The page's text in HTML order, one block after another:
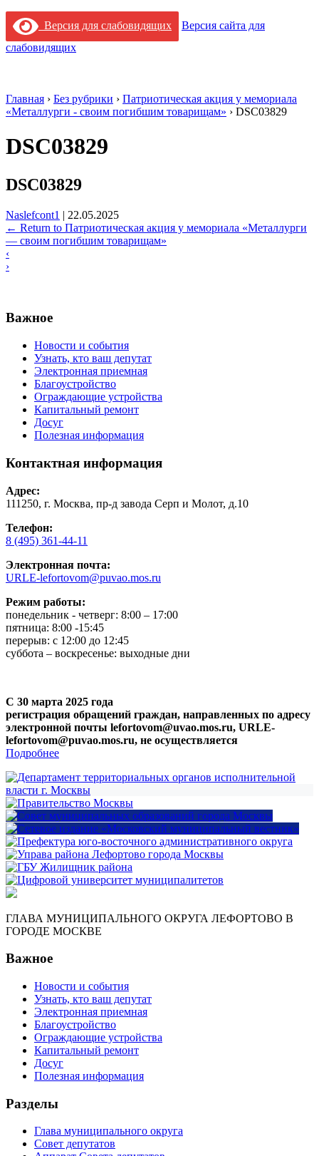
Версия для слабовидящих
Версия сайта для
слабовидящих
Главная › Без рубрики › Патриотическая акция у мемориала
«Металлурги - своим погибшим товарищам» › DSC03829
DSC03829
DSC03829
Naslefcont1 | 22.05.2025
← Return to Патриотическая акция у мемориала «Металлурги
— своим погибшим товарищам»
‹
›
Важное
Новости и события
Узнать, кто ваш депутат
Электронная приемная
Благоустройство
Ограждающие устройства
Капитальный ремонт
Досуг
Полезная информация
Контактная информация
Адрес:
111250, г. Москва, пр-д завода Серп и Молот, д.10
Телефон:
8 (495) 361-44-11
Электронная почта:
URLE-lefortovom@puvao.mos.ru
Режим работы:
понедельник - четверг: 8:00 – 17:00
пятница: 8:00 -15:45
перерыв: с 12:00 до 12:45
суббота – воскресенье: выходные дни
С 30 марта 2025 года
регистрация обращений граждан, направленных по адресу
электронной почты lefortovom@uvao.mos.ru, URLE-
lefortovom@puvao.mos.ru, не осуществляется
Подробнее
ГЛАВА МУНИЦИПАЛЬНОГО ОКРУГА ЛЕФОРТОВО В
ГОРОДЕ МОСКВЕ
Важное
Новости и события
Узнать, кто ваш депутат
Электронная приемная
Благоустройство
Ограждающие устройства
Капитальный ремонт
Досуг
Полезная информация
Разделы
Глава муниципального округа
Совет депутатов